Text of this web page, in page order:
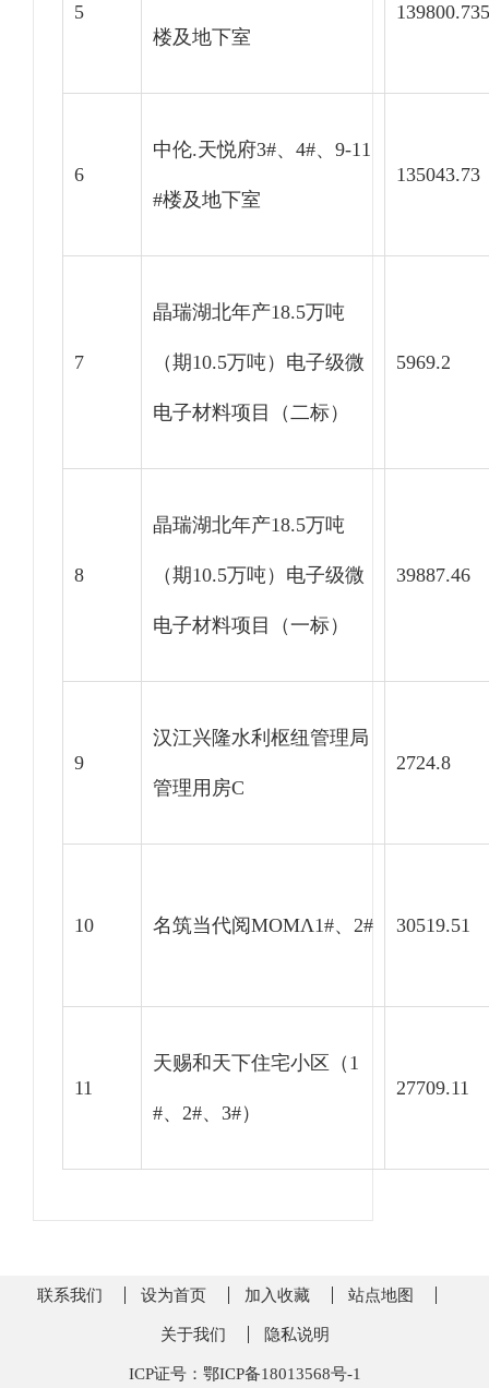
5
楼及地下室
139800.735
6
中伦.天悦府3#、4#、9-11
#楼及地下室
135043.73
7
晶瑞湖北年产18.5万吨
（期10.5万吨）电子级微
电子材料项目（二标）
5969.2
8
晶瑞湖北年产18.5万吨
（期10.5万吨）电子级微
电子材料项目（一标）
39887.46
9
汉江兴隆水利枢纽管理局
管理用房C
2724.8
10 名筑当代阅MOMΛ1#、2# 30519.51
11
天赐和天下住宅小区（1
#、2#、3#）
27709.11
联系我们 设为首页 加入收藏 站点地图
关于我们 隐私说明
ICP证号：鄂ICP备18013568号-1